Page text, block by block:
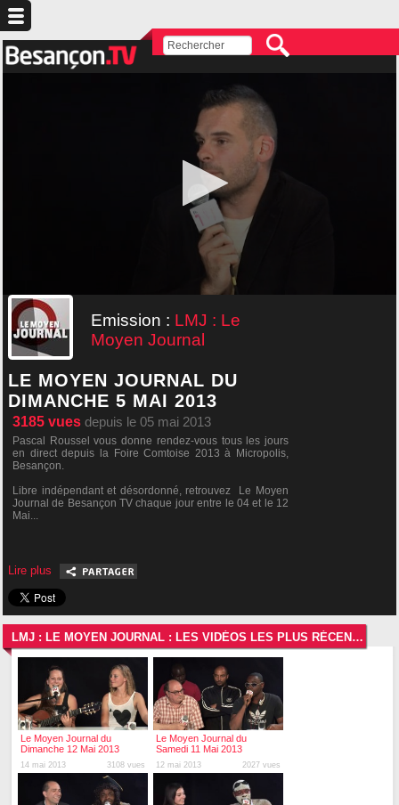
Emission : LMJ : Le
Moyen Journal
LE MOYEN JOURNAL DU
DIMANCHE 5 MAI 2013
3185 vues depuis le 05 mai 2013
Pascal Roussel vous donne rendez-vous tous les jours
en direct depuis la Foire Comtoise 2013 à Micropolis,
Besançon.
Libre indépendant et désordonné, retrouvez Le Moyen
Journal de Besançon TV chaque jour entre le 04 et le 12
Mai...
Lire plus
LMJ : LE MOYEN JOURNAL : LES VIDÉOS LES PLUS RÉCENTES
Le Moyen Journal du
Dimanche 12 Mai 2013
14 mai 2013 3108 vues
Le Moyen Journal du
Samedi 11 Mai 2013
12 mai 2013 2027 vues